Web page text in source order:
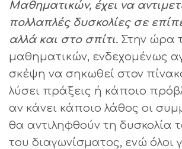
Μαθηματικών, έχει να
πολλαπλές δυσκολίες σε
αλλά και στο σπίτι. Στην ώρα
μαθηματικών, ενδεχομένως
σκέψη να σηκωθεί στον
λύσει πράξεις ή κάποιο
αν κάνει κάποιο λάθος οι
θα αντιληφθούν τη δυσκολία
του διαγωνίσματος, ενώ όλοι